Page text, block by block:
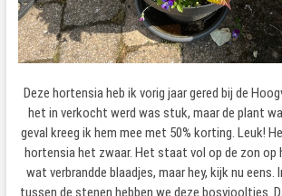
Deze hortensia heb ik vorig jaar gered bij de
het in verkocht werd was stuk, maar de plant
geval kreeg ik hem mee met 50% korting. Leuk!
hortensia het zwaar. Het staat vol op de zon op
wat verbrandde blaadjes, maar hey, kijk nu eens.
tussen de stenen hebben we deze bosviooltjes.